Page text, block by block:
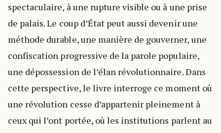
spectaculaire, à une rupture visible ou à une prise
de palais. Le coup d’État peut aussi devenir une
méthode durable, une manière de gouverner, une
confiscation progressive de la parole populaire,
une dépossession de l’élan révolutionnaire. Dans
cette perspective, le livre interroge ce moment où
une révolution cesse d’appartenir pleinement à
ceux qui l’ont portée, où les institutions parlent au